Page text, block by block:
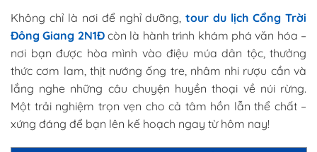
Không chỉ là nơi để nghỉ dưỡng,tour du lịch Cổng Trời
Đông Giang 2N1Đcòn là hành trình khám phá văn hóa –
nơi bạn được hòa mình vào điệu múa dân tộc, thưởng
thức cơm lam, thịt nướng ống tre, nhâm nhi rượu cần và
lắng nghe những câu chuyện huyền thoại về núi rừng.
Một trải nghiệm trọn vẹn cho cả tâm hồn lẫn thể chất –
xứng đáng để bạn lên kế hoạch ngay từ hôm nay!